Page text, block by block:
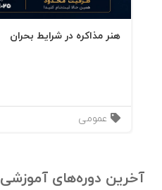
هنر مذاکره در شرایط بحران
عمومی
آخرین دوره‌های آموزشی